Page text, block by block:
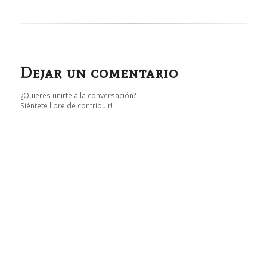
Dejar un comentario
¿Quieres unirte a la conversación?
Siéntete libre de contribuir!